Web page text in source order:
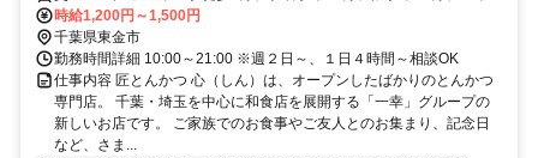
勤可
時給1,200円～1,500円
千葉県東金市
勤務時間詳細 10:00～21:00 ※週２日～、１日４時間～相談OK
仕事内容 匠とんかつ 心（しん）は、オープンしたばかりのとんかつ
専門店。 千葉・埼玉を中心に和食店を展開する「一幸」グループの
新しいお店です。 ご家族でのお食事やご友人とのお集まり、記念日
など、さま...